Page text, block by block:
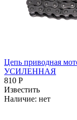
Цепь приводная
УСИЛЕННАЯ
810 Р
Известить
Наличие: нет